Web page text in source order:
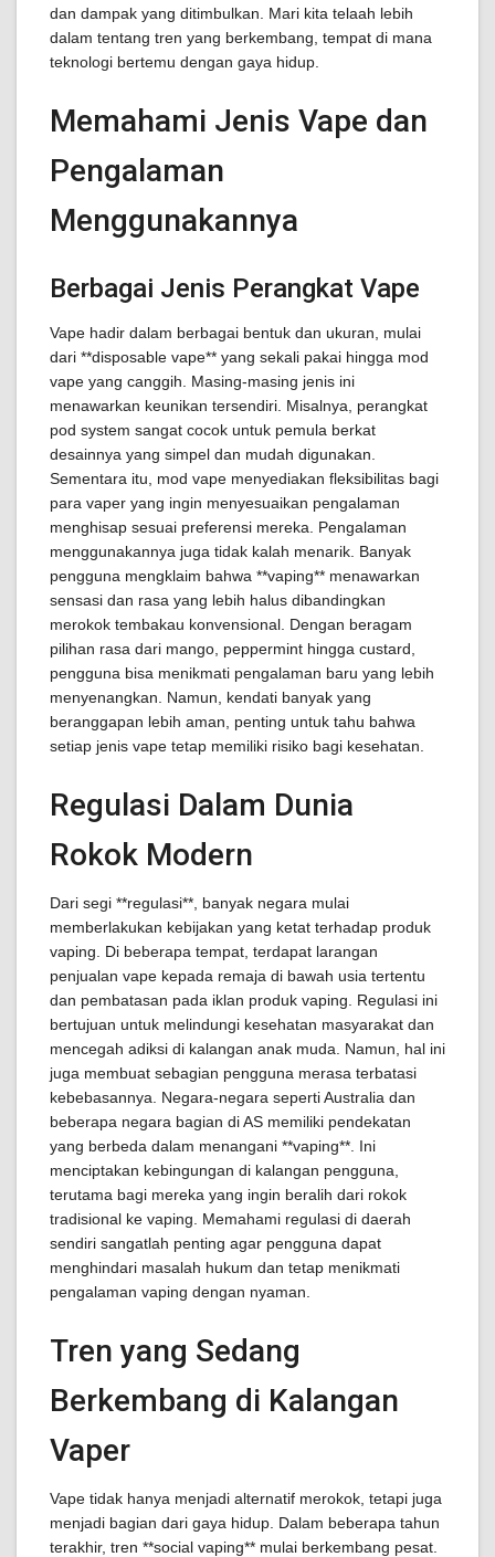
dan dampak yang ditimbulkan. Mari kita telaah lebih
dalam tentang tren yang berkembang, tempat di mana
teknologi bertemu dengan gaya hidup.
Memahami Jenis Vape dan
Pengalaman
Menggunakannya
Berbagai Jenis Perangkat Vape
Vape hadir dalam berbagai bentuk dan ukuran, mulai
dari **disposable vape** yang sekali pakai hingga mod
vape yang canggih. Masing-masing jenis ini
menawarkan keunikan tersendiri. Misalnya, perangkat
pod system sangat cocok untuk pemula berkat
desainnya yang simpel dan mudah digunakan.
Sementara itu, mod vape menyediakan fleksibilitas bagi
para vaper yang ingin menyesuaikan pengalaman
menghisap sesuai preferensi mereka. Pengalaman
menggunakannya juga tidak kalah menarik. Banyak
pengguna mengklaim bahwa **vaping** menawarkan
sensasi dan rasa yang lebih halus dibandingkan
merokok tembakau konvensional. Dengan beragam
pilihan rasa dari mango, peppermint hingga custard,
pengguna bisa menikmati pengalaman baru yang lebih
menyenangkan. Namun, kendati banyak yang
beranggapan lebih aman, penting untuk tahu bahwa
setiap jenis vape tetap memiliki risiko bagi kesehatan.
Regulasi Dalam Dunia
Rokok Modern
Dari segi **regulasi**, banyak negara mulai
memberlakukan kebijakan yang ketat terhadap produk
vaping. Di beberapa tempat, terdapat larangan
penjualan vape kepada remaja di bawah usia tertentu
dan pembatasan pada iklan produk vaping. Regulasi ini
bertujuan untuk melindungi kesehatan masyarakat dan
mencegah adiksi di kalangan anak muda. Namun, hal ini
juga membuat sebagian pengguna merasa terbatasi
kebebasannya. Negara-negara seperti Australia dan
beberapa negara bagian di AS memiliki pendekatan
yang berbeda dalam menangani **vaping**. Ini
menciptakan kebingungan di kalangan pengguna,
terutama bagi mereka yang ingin beralih dari rokok
tradisional ke vaping. Memahami regulasi di daerah
sendiri sangatlah penting agar pengguna dapat
menghindari masalah hukum dan tetap menikmati
pengalaman vaping dengan nyaman.
Tren yang Sedang
Berkembang di Kalangan
Vaper
Vape tidak hanya menjadi alternatif merokok, tetapi juga
menjadi bagian dari gaya hidup. Dalam beberapa tahun
terakhir, tren **social vaping** mulai berkembang pesat.